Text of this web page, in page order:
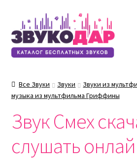
Перейти
к
навигации
Перейти
к
содержимому
Все Звуки Звуки Звуки из
музыка из мультфильма Гриффины
Звук Смех
слушать